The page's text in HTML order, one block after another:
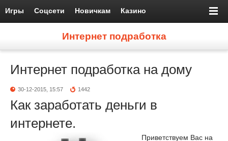
Игры Соцсети Новичкам Казино
Интернет подработка
Интернет подработка на дому
30-12-2015, 15:57 1442
Как заработать деньги в
интернете.
Приветствуем Вас на